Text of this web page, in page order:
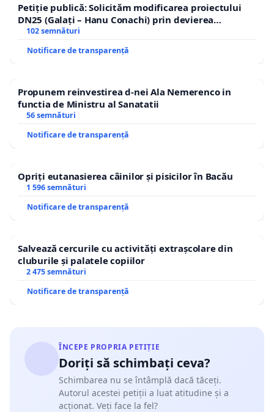
Petiție publică: Solicităm modificarea proiectului
DN25 (Galați – Hanu Conachi) prin devierea
traseului în afara localităților!
102 semnături
Notificare de transparență
Propunem reinvestirea d-nei Ala Nemerenco in
functia de Ministru al Sanatatii
56 semnături
Notificare de transparență
Opriți eutanasierea câinilor și pisicilor în Bacău
1 596 semnături
Notificare de transparență
Salvează cercurile cu activități extrașcolare din
cluburile și palatele copiilor
2 475 semnături
Notificare de transparență
ÎNCEPE PROPRIA PETIȚIE
Doriți să schimbați ceva?
Schimbarea nu se întâmplă dacă tăceți.
Autorul acestei petiții a luat atitudine și a
acționat. Veți face la fel?